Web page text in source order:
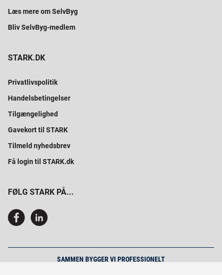
Læs mere om SelvByg
Bliv SelvByg-medlem
STARK.DK
Privatlivspolitik
Handelsbetingelser
Tilgængelighed
Gavekort til STARK
Tilmeld nyhedsbrev
Få login til STARK.dk
FØLG STARK PÅ...
SAMMEN BYGGER VI PROFESSIONELT